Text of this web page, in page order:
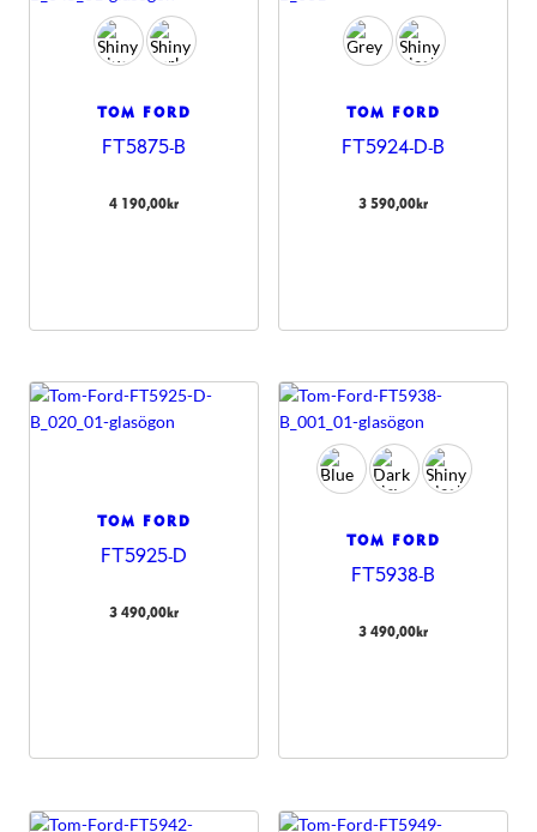
TOM FORD
FT5875-B
4 190,00kr
TOM FORD
FT5924-D-B
3 590,00kr
TOM FORD
FT5925-D
3 490,00kr
TOM FORD
FT5938-B
3 490,00kr